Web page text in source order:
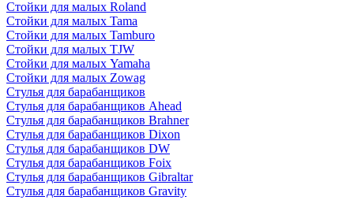
Стойки для малых Roland
Стойки для малых Tama
Стойки для малых Tamburo
Стойки для малых TJW
Стойки для малых Yamaha
Стойки для малых Zowag
Стулья для барабанщиков
Стулья для барабанщиков Ahead
Стулья для барабанщиков Brahner
Стулья для барабанщиков Dixon
Стулья для барабанщиков DW
Стулья для барабанщиков Foix
Стулья для барабанщиков Gibraltar
Стулья для барабанщиков Gravity